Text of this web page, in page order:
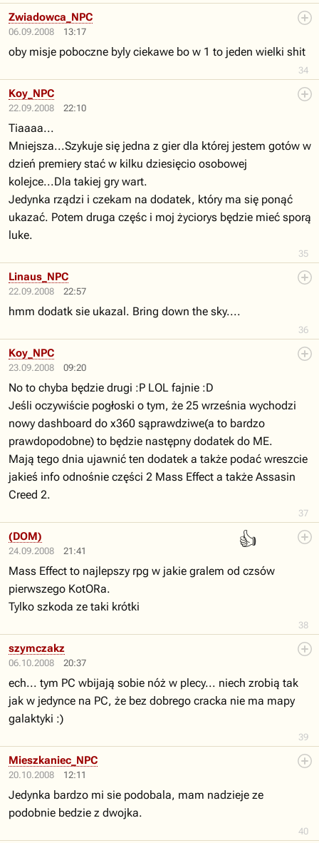
06.09.2008 13:17
34
Zwiadowca_NPC
oby misje poboczne byly ciekawe bo w 1 to jeden wielki shit
22.09.2008 22:10
35
Koy_NPC
Tiaaaa...
Mniejsza...Szykuje się jedna z gier dla której jestem gotów w
dzień premiery stać w kilku dziesięcio osobowej
kolejce...Dla takiej gry wart.
Jedynka rządzi i czekam na dodatek, który ma się ponąć
ukazać. Potem druga częśc i moj życiorys będzie mieć sporą
luke.
22.09.2008 22:57
36
Linaus_NPC
hmm dodatk sie ukazal. Bring down the sky....
23.09.2008 09:20
37
Koy_NPC
No to chyba będzie drugi :P LOL fajnie :D
Jeśli oczywiście pogłoski o tym, że 25 września wychodzi
nowy dashboard do x360 sąprawdziwe(a to bardzo
prawdopodobne) to będzie następny dodatek do ME.
Mają tego dnia ujawnić ten dodatek a także podać wreszcie
jakieś info odnośnie części 2 Mass Effect a także Assasin
Creed 2.
24.09.2008 21:41
👍
38
(DOM)
Mass Effect to najlepszy rpg w jakie gralem od czsów
pierwszego KotORa.
Tylko szkoda ze taki krótki
06.10.2008 20:37
39
szymczakz
ech... tym PC wbijają sobie nóż w plecy... niech zrobią tak
jak w jedynce na PC, że bez dobrego cracka nie ma mapy
galaktyki :)
20.10.2008 12:11
40
Mieszkaniec_NPC
Jedynka bardzo mi sie podobala, mam nadzieje ze
podobnie bedzie z dwojka.